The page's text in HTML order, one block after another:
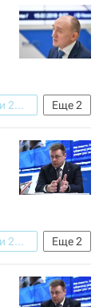
Еще2
Российский Инвестиционный Форум — Сочи 2019
Еще2
Российский Инвестиционный Форум — Сочи 2019